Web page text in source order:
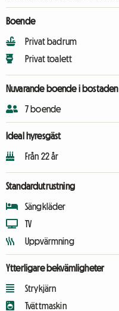
Boende
Privat badrum
Privat toalett
Nuvarande boende i bostaden
7 boende
Ideal hyresgäst
Från 22 år
Standardutrustning
Sängkläder
TV
Uppvärmning
Ytterligare bekvämligheter
Strykjärn
Tvättmaskin